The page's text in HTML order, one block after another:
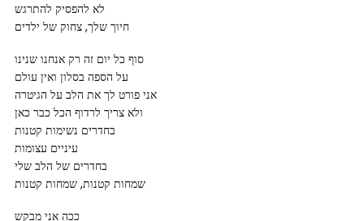
לא להפסיק להתרגש
חיוך שלך, צחוק של ילדים
סוף כל יום זה רק אנחנו שנינו
על הספה בסלון ואין עולם
אני פורט לך את הלב על הגיטרה
ולא צריך לרדוף הכל כבר כאן
בחדרים נשימות קטנות
עיניים עצומות
בחדרים של הלב שלי
שמחות קטנות, שמחות קטנות
ככה אני מבקש